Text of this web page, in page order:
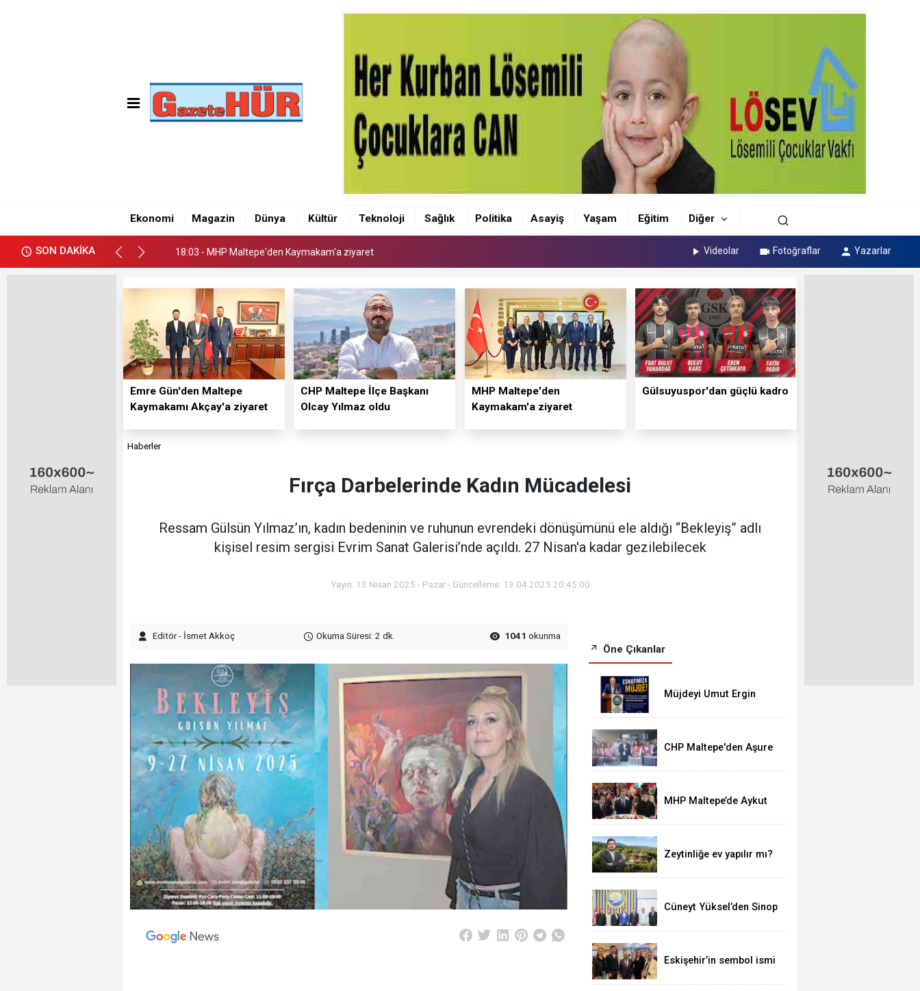
Ekonomi Magazin Dünya Kültür Teknoloji Sağlık Politika Asayiş Yaşam Eğitim Diğer
SON DAKİKA
18:03 - MHP Maltepe'den Kaymakam'a ziyaret
18:09 - Emre Gün'den Maltepe Kaymakamı Akçay'a ziyaret
18:05 - CHP Maltepe İlçe Başkanı Olcay Yılmaz oldu
18:03 - MHP Maltepe'den Kaymakam'a ziyaret Videolar Fotoğraflar Yazarlar
Emre Gün'den Maltepe
Kaymakamı Akçay'a ziyaret
CHP Maltepe İlçe Başkanı
Olcay Yılmaz oldu
MHP Maltepe'den
Kaymakam'a ziyaret
Gülsuyuspor'dan güçlü kadro
Haberler
Fırça Darbelerinde Kadın Mücadelesi
Ressam Gülsün Yılmaz’ın, kadın bedeninin ve ruhunun evrendeki dönüşümünü ele aldığı “Bekleyiş” adlı
kişisel resim sergisi Evrim Sanat Galerisi’nde açıldı. 27 Nisan'a kadar gezilebilecek
Yayın: 13 Nisan 2025 - Pazar - Güncelleme: 13.04.2025 20:45:00
Editör - İsmet Akkoç Okuma Süresi: 2 dk. 1041 okunma
Öne Çıkanlar
Müjdeyi Umut Ergin
CHP Maltepe'den Aşure
MHP Maltepe’de Aykut
Zeytinliğe ev yapılır mı?
Cüneyt Yüksel’den Sinop
Eskişehir’in sembol ismi